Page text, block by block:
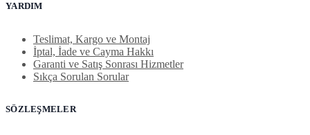
YARDIM
Teslimat, Kargo ve Montaj
İptal, İade ve Cayma Hakkı
Garanti ve Satış Sonrası Hizmetler
Sıkça Sorulan Sorular
SÖZLEŞMELER